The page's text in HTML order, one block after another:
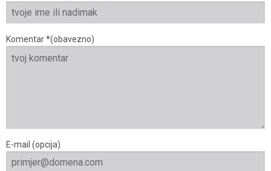
Komentar *(obavezno)
E-mail (opcija)